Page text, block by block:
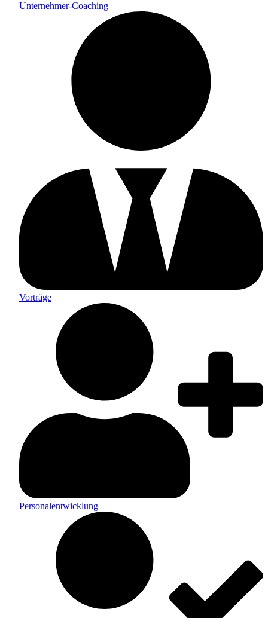
Unternehmer-Coaching
Vorträge
Personalentwicklung